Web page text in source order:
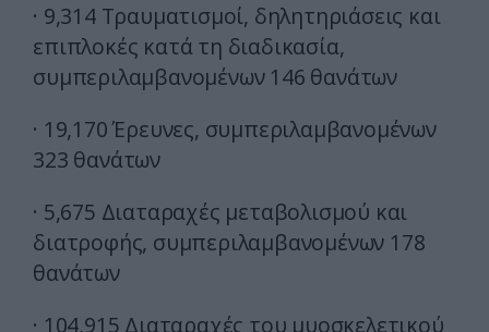
· 9,314 Τραυματισμοί, δηλητηριάσεις και
επιπλοκές κατά τη διαδικασία,
συμπεριλαμβανομένων 146 θανάτων
· 19,170 Έρευνες, συμπεριλαμβανομένων
323 θανάτων
· 5,675 Διαταραχές μεταβολισμού και
διατροφής, συμπεριλαμβανομένων 178
θανάτων
· 104,915 Διαταραχές του μυοσκελετικού